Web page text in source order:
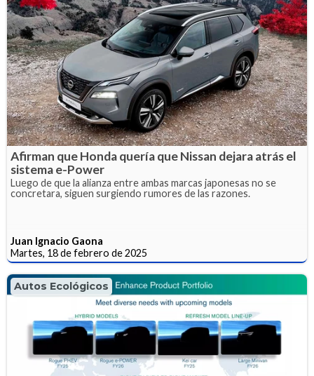
Afirman que Honda quería que Nissan dejara atrás el
sistema e-Power
Luego de que la alianza entre ambas marcas japonesas no se
concretara, siguen surgiendo rumores de las razones.
Juan Ignacio Gaona
Martes, 18 de febrero de 2025
Autos Ecológicos